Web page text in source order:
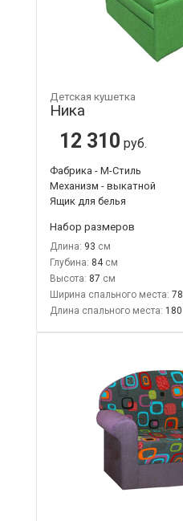
Детская кушетка
Ника
12 310 руб.
Фабрика - М-Стиль
Механизм - выкатной
Ящик для белья
Набор размеров
Длина: 93
Глубина: 84
Высота: 87
Ширина спального места: 78
Длина спального места: 180